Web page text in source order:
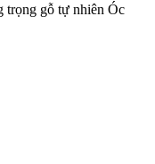
trọng gỗ tự nhiên Óc